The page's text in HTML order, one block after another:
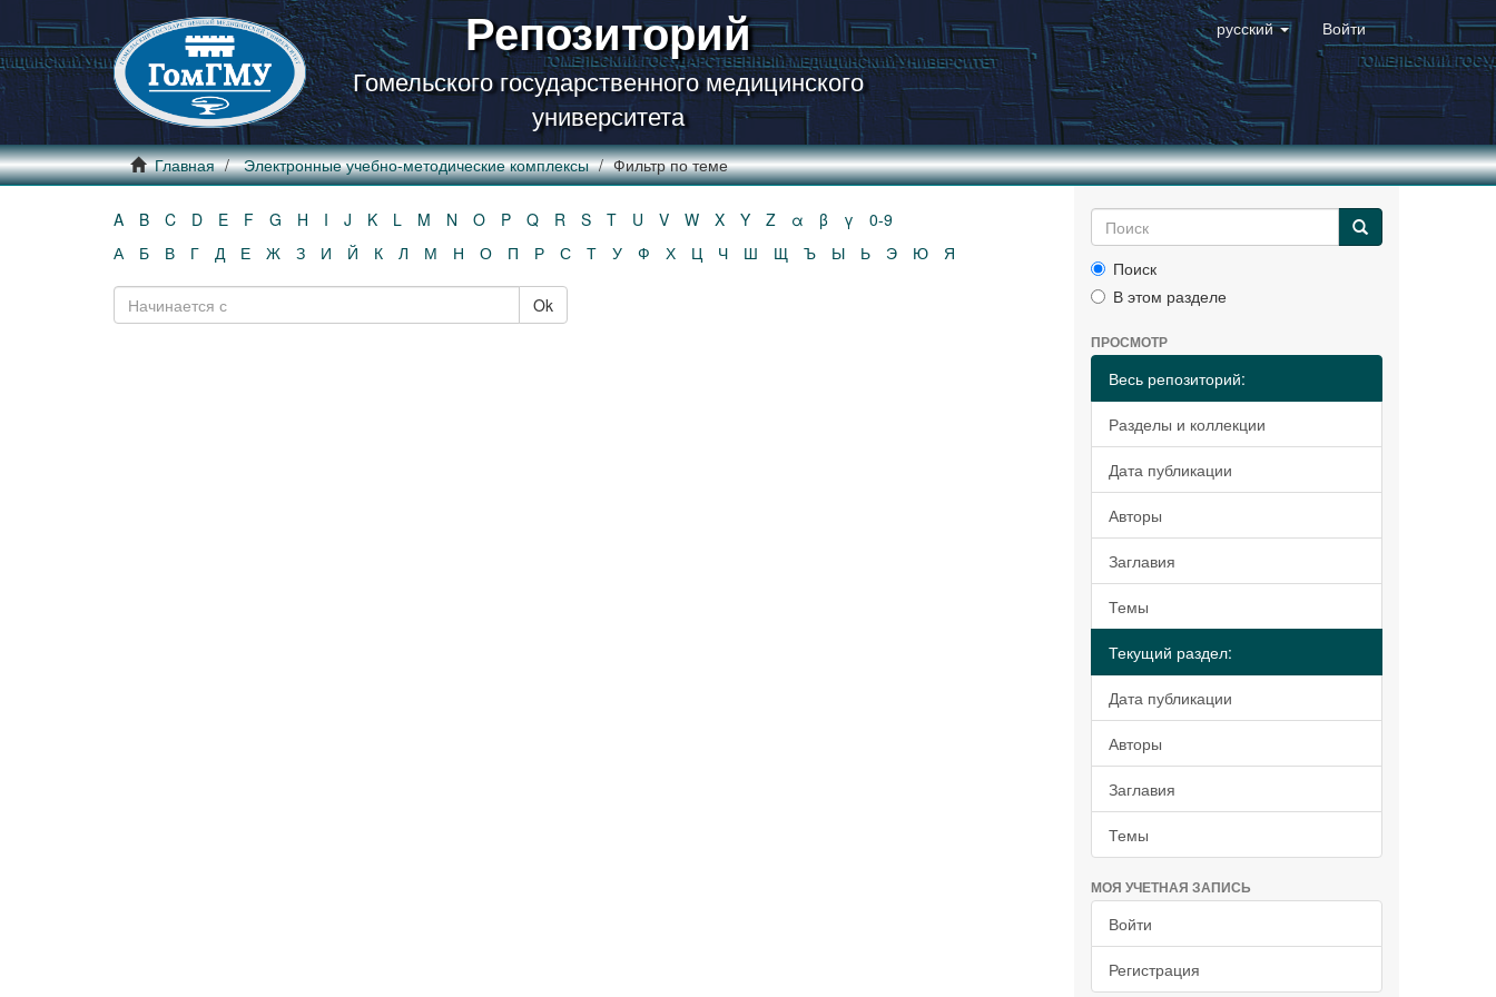
Репозиторий
Гомельского государственного медицинского
университета
русский Войти
Главная Электронные учебно-методические комплексы Фильтр по теме
A B C D E F G H I J K L M N O P Q R S T U V W X Y Z α β γ
0-9
А
Б В Г Д Е Ж З И Й К Л М Н О П Р С Т У Ф Х Ц Ч Ш Щ Ъ Ы Ь Э Ю Я
Ok
Поиск
В этом разделе
ПРОСМОТР
Весь репозиторий:
Разделы и коллекции
Дата публикации
Авторы
Заглавия
Темы
Текущий раздел:
Дата публикации
Авторы
Заглавия
Темы
МОЯ УЧЕТНАЯ ЗАПИСЬ
Войти
Регистрация